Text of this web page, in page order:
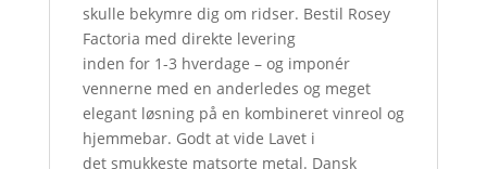
skulle bekymre dig om ridser. Bestil Rosey
Factoria med direkte levering
inden for 1-3 hverdage – og imponér
vennerne med en anderledes og meget
elegant løsning på en kombineret vinreol og
hjemmebar. Godt at vide Lavet i
det smukkeste matsorte metal. Dansk